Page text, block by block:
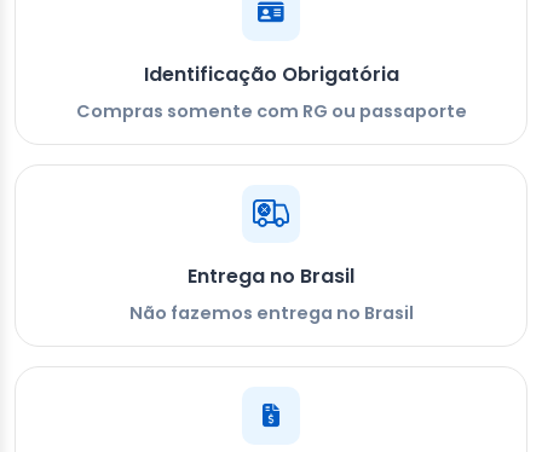
Identificação Obrigatória
Compras somente com RG ou passaporte
Entrega no Brasil
Não fazemos entrega no Brasil